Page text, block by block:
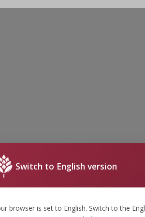
Switch to English version
browser is set to English. Switch to the